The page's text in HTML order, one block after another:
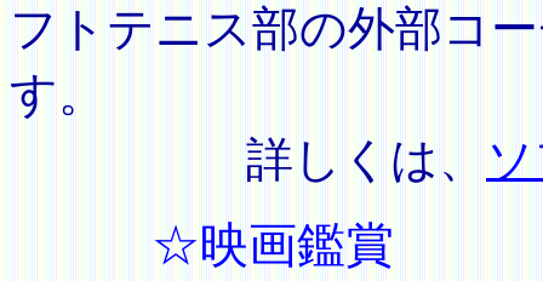
フトテニス部の外部コ
す。
詳しくは、
☆映画鑑賞